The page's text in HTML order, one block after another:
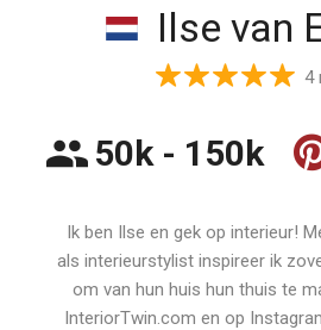
Ilse van
4
50k - 150k
Ik ben Ilse en gek op interieur!
als interieurstylist inspireer ik
om van hun huis hun thuis te
InteriorTwin.com en op